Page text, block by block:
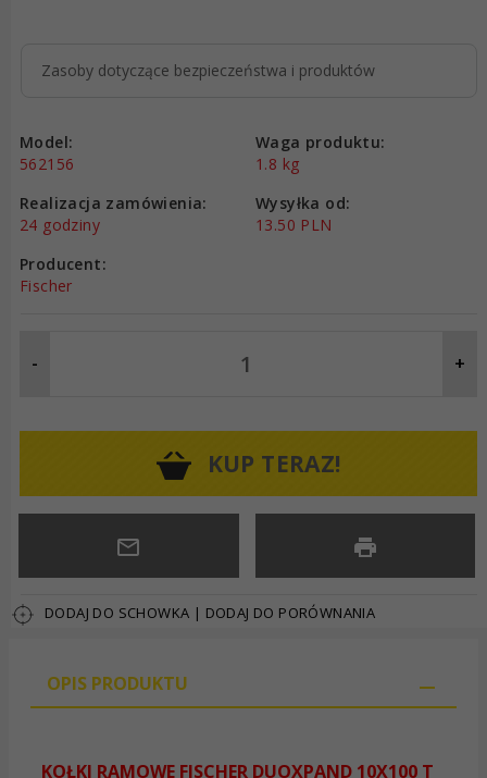
Zasoby dotyczące bezpieczeństwa i produktów
Model:
562156
Waga produktu:
1.8 kg
Realizacja zamówienia:
24 godziny
Wysyłka od:
13.50 PLN
Producent:
Fischer
- +
KUP TERAZ!
DODAJ DO SCHOWKA | DODAJ DO PORÓWNANIA
OPIS PRODUKTU
KOŁKI RAMOWE FISCHER DUOXPAND 10X100 T